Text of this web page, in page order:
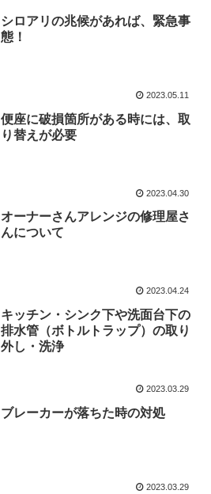
シロアリの兆候があれば、緊急事
態！
2023.05.11
便座に破損箇所がある時には、取
り替えが必要
2023.04.30
オーナーさんアレンジの修理屋さ
んについて
2023.04.24
キッチン・シンク下や洗面台下の
排水管（ボトルトラップ）の取り
外し・洗浄
2023.03.29
ブレーカーが落ちた時の対処
2023.03.29